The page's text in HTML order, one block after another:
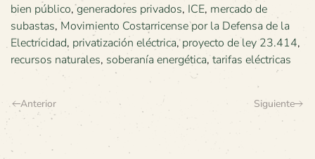
bien público,generadores privados, ICE, mercado de
subastas, Movimiento Costarricense por la Defensa de la
Electricidad, privatización eléctrica,proyecto de ley 23.414,
recursos naturales, soberanía energética,tarifas eléctricas
Anterior Siguiente